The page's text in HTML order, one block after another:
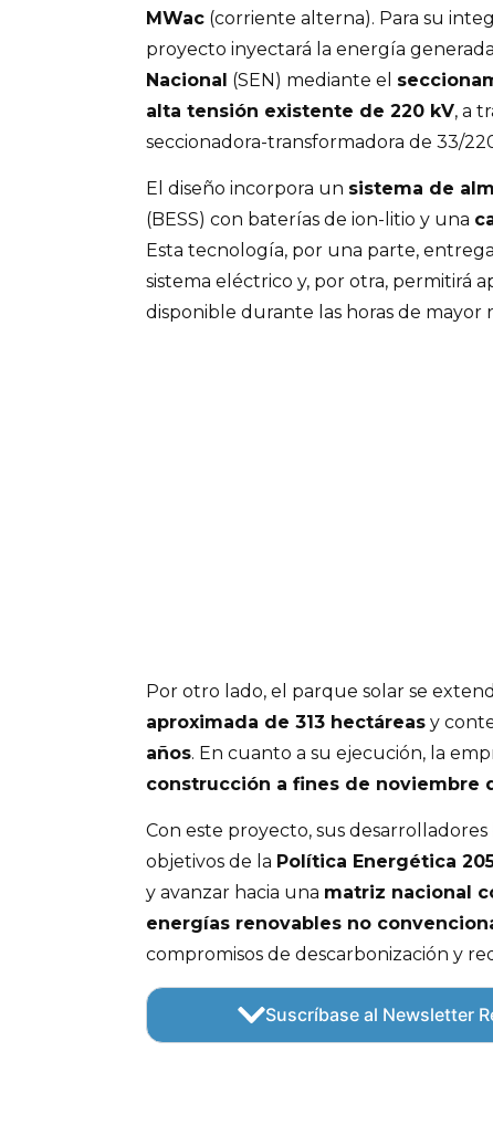
MWac (corriente alterna). Para su
proyecto inyectará la energía generada
Nacional (SEN) mediante el
alta tensión existente de 220 kV, a
seccionadora-transformadora de 33/
El diseño incorpora un sistema de
(BESS) con baterías de ion-litio y una
Esta tecnología, por una parte,
sistema eléctrico y, por otra, permitirá
disponible durante las horas de mayor
Por otro lado, el parque solar se
aproximada de 313 hectáreas y
años. En cuanto a su ejecución, la
construcción a fines de noviembre
Con este proyecto, sus
objetivos de la Política Energética
y avanzar hacia una matriz nacional
energías renovables no
compromisos de descarbonización y
Suscríbase al Newsletter